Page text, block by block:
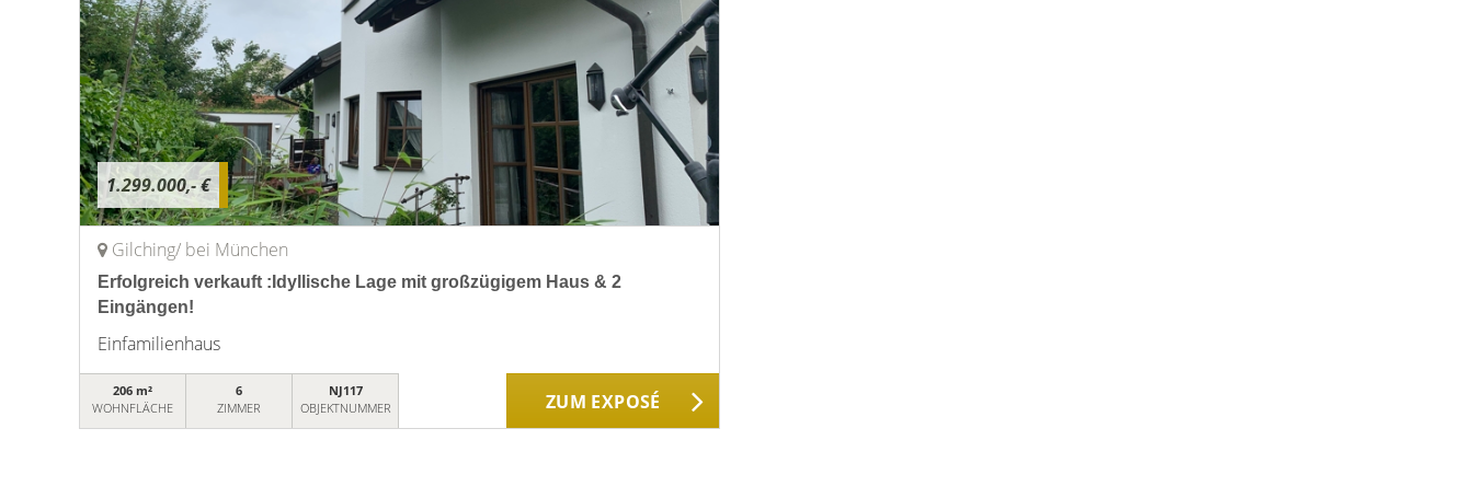
1.299.000,- €
Gilching/ bei München
Erfolgreich verkauft :Idyllische Lage mit großzügigem Haus & 2
Eingängen!
Einfamilienhaus
206 m²
WOHNFLÄCHE
6
ZIMMER
NJ117
OBJEKTNUMMER
ZUM EXPOSÉ